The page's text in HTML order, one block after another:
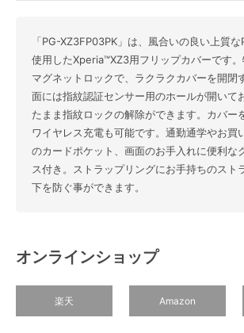
「PG-XZ3FP03PK」は、風合いの良い上質
使用したXperia™XZ3用フリップカバーです
マグネットロックで、ラクラクカバーを開閉
面には指紋認証センサー用のホールが開いて
たまま指紋ロックの解除ができます。カバー
ワイヤレス充電も可能です。通勤通学やお買
のカードポケット、画面のお手入れに便利な
ス付き。ストラップリングにお手持ちのスト
下を防ぐ事ができます。
オンラインショップ
楽天 Amazon